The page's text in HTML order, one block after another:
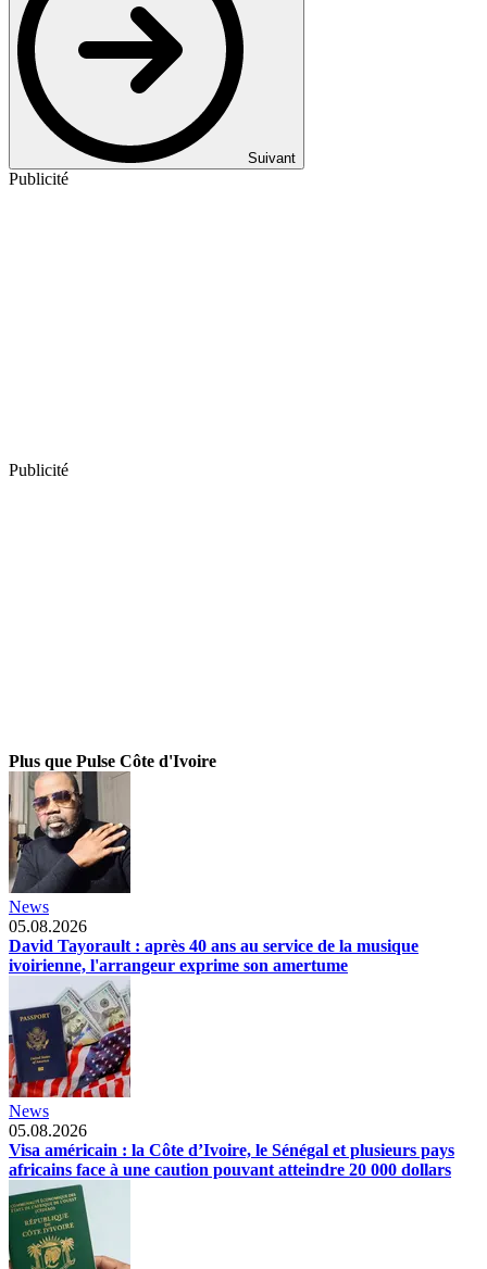
Suivant
Publicité
Publicité
Plus que Pulse Côte d'Ivoire
News
05.08.2026
David Tayorault : après 40 ans au service de la musique
ivoirienne, l'arrangeur exprime son amertume
News
05.08.2026
Visa américain : la Côte d’Ivoire, le Sénégal et plusieurs pays
africains face à une caution pouvant atteindre 20 000 dollars